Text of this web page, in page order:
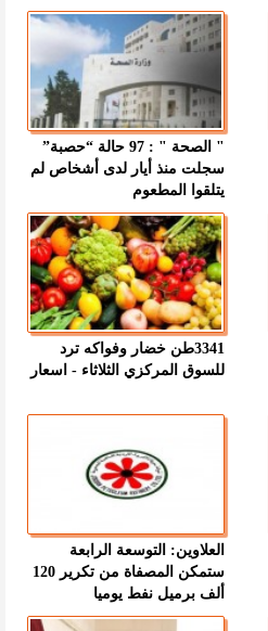
" الصحة " : 97 حالة “حصبة”
سجلت منذ أيار لدى أشخاص لم
يتلقوا المطعوم
3341طن خضار وفواكه ترد
للسوق المركزي الثلاثاء - اسعار
العلاوين: التوسعة الرابعة
ستمكن المصفاة من تكرير 120
ألف برميل نفط يوميا